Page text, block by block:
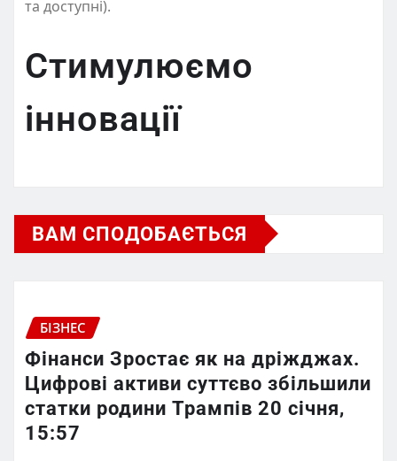
та доступні).
Стимулюємо
інновації
ВАМ СПОДОБАЄТЬСЯ
БІЗНЕС
Фінанси Зростає як на дріжджах.
Цифрові активи суттєво збільшили
статки родини Трампів 20 січня,
15:57